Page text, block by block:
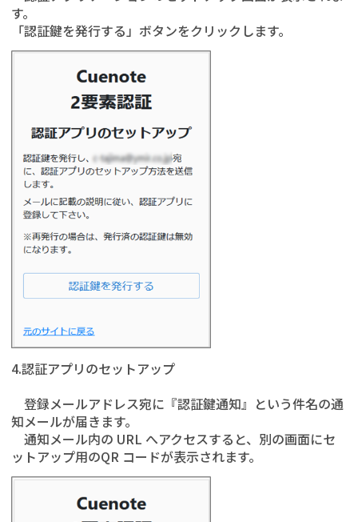
す。
「認証鍵を発行する」ボタンをクリックします。
4.認証アプリのセットアップ
登録メールアドレス宛に『認証鍵通知』という件名の通
知メールが届きます。
通知メール内の URL へアクセスすると、別の画面にセ
ットアップ用のQR コードが表示されます。